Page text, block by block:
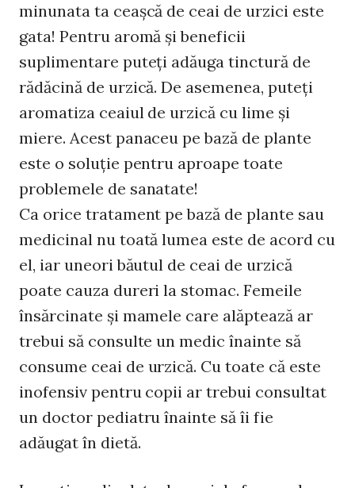
minunata ta ceaşcă de ceai de urzici este
gata! Pentru aromă şi beneficii
suplimentare puteţi adăuga tinctură de
rădăcină de urzică. De asemenea, puteţi
aromatiza ceaiul de urzică cu lime şi
miere. Acest panaceu pe bază de plante
este o soluție pentru aproape toate
problemele de sanatate!
Ca orice tratament pe bază de plante sau
medicinal nu toată lumea este de acord cu
el, iar uneori băutul de ceai de urzică
poate cauza dureri la stomac. Femeile
însărcinate şi mamele care alăptează ar
trebui să consulte un medic înainte să
consume ceai de urzică. Cu toate că este
inofensiv pentru copii ar trebui consultat
un doctor pediatru înainte să îi fie
adăugat în dietă.